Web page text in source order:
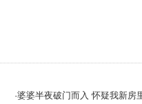
·婆婆半夜破门而入 怀疑我新房